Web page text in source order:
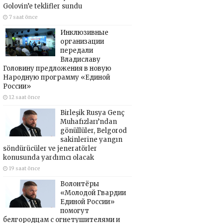
Golovin’e teklifler sundu
7 saat önce
Инклюзивные
организации
передали
Владиславу
Головину предложения в новую
Народную программу «Единой
России»
12 saat önce
Birleşik Rusya Genç
Muhafızları’ndan
gönüllüler, Belgorod
sakinlerine yangın
söndürücüler ve jeneratörler
konusunda yardımcı olacak
19 saat önce
Волонтёры
«Молодой Гвардии
Единой России»
помогут
белгородцам с огнетушителями и